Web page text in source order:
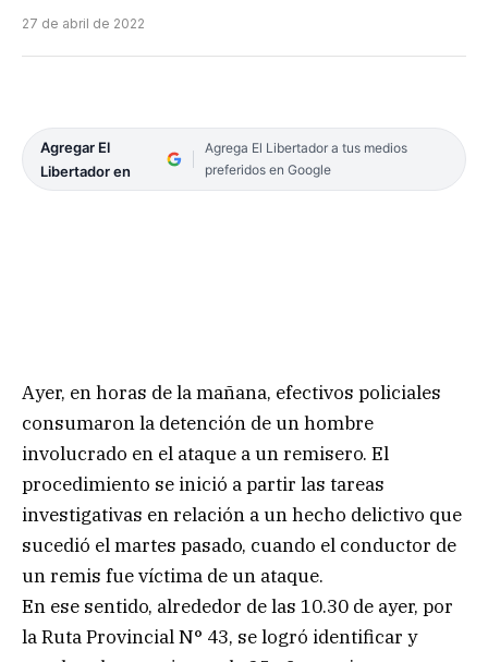
27 de abril de 2022
Agregar El
Libertador en
Agrega El Libertador a tus medios
preferidos en Google
Ayer, en horas de la mañana, efectivos policiales
consumaron la detención de un hombre
involucrado en el ataque a un remisero. El
procedimiento se inició a partir las tareas
investigativas en relación a un hecho delictivo que
sucedió el martes pasado, cuando el conductor de
un remis fue víctima de un ataque.
En ese sentido, alrededor de las 10.30 de ayer, por
la Ruta Provincial N° 43, se logró identificar y